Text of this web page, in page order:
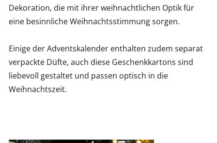
Dekoration, die mit ihrer weihnachtlichen Optik für
eine besinnliche Weihnachtsstimmung sorgen.
Einige der Adventskalender enthalten zudem separat
verpackte Düfte, auch diese Geschenkkartons sind
liebevoll gestaltet und passen optisch in die
Weihnachtszeit.